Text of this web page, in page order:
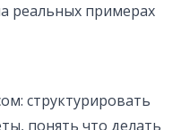
реальных примерах
структурировать
понять что делать